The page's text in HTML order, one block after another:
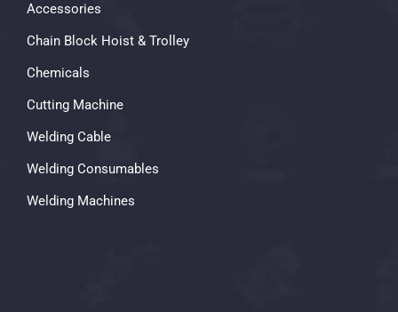
Accessories
Chain Block Hoist & Trolley
Chemicals
Cutting Machine
Welding Cable
Welding Consumables
Welding Machines